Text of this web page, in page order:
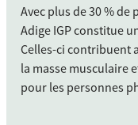
Avec plus de 30 % de
Adige IGP constitue
Celles-ci contribuent
la masse musculaire
pour les personnes